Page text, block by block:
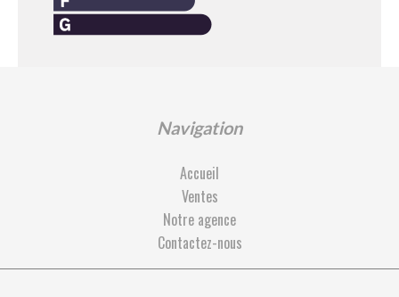
Navigation
Accueil
Ventes
Notre agence
Contactez-nous